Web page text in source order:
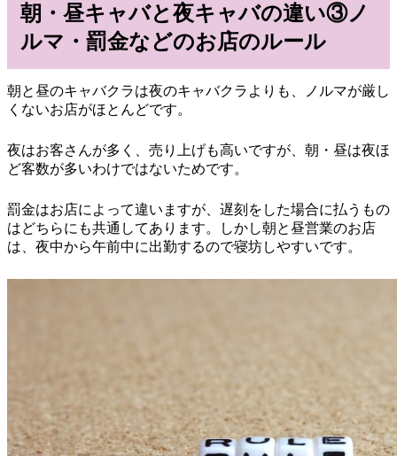
朝・昼キャバと夜キャバの違い③ノ
ルマ・罰金などのお店のルール
朝と昼のキャバクラは夜のキャバクラよりも、ノルマが厳し
くないお店がほとんどです。
夜はお客さんが多く、売り上げも高いですが、朝・昼は夜ほ
ど客数が多いわけではないためです。
罰金はお店によって違いますが、遅刻をした場合に払うもの
はどちらにも共通してあります。しかし朝と昼営業のお店
は、夜中から午前中に出勤するので寝坊しやすいです。